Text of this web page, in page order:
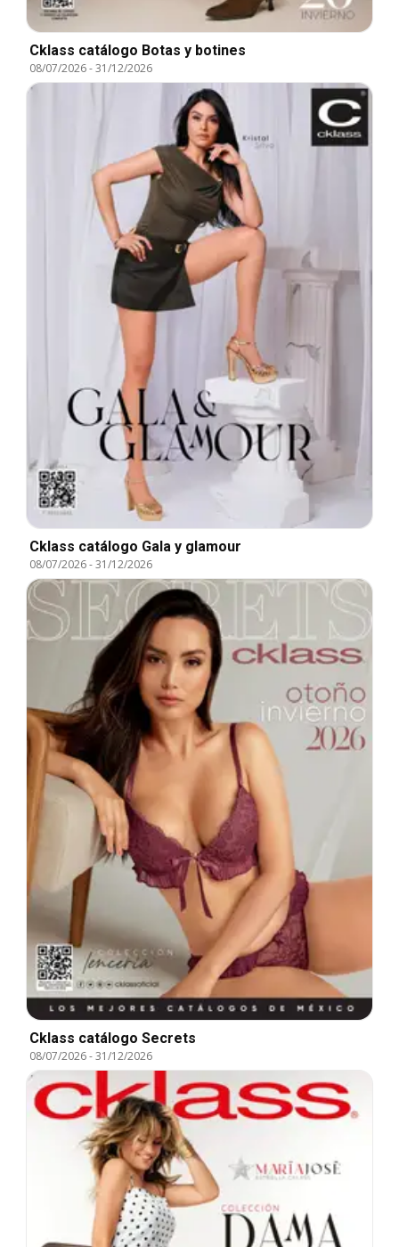
Cklass catálogo Botas y botines
08/07/2026-31/12/2026
Cklass catálogo Gala y glamour
08/07/2026-31/12/2026
Cklass catálogo Secrets
08/07/2026-31/12/2026